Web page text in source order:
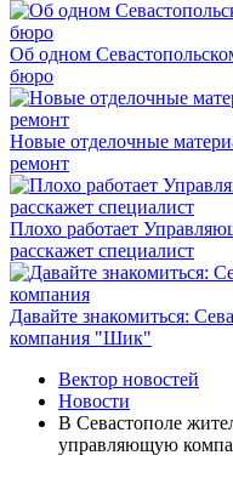
Об одном
бюро
Новые отделочные
ремонт
Плохо работает
расскажет специалист
Давайте знакомиться:
компания "Шик"
Вектор новостей
Новости
В Севастополе
управляющую